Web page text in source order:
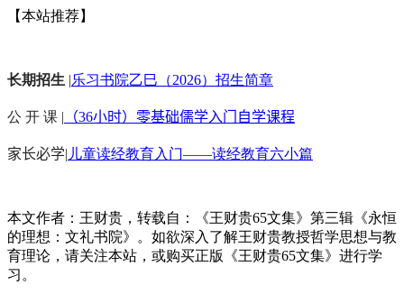
【本站推荐】
长期招生 |乐习书院乙巳（2026）招生简章
公 开 课 | （36小时）零基础儒学入门自学课程
家长必学| 儿童读经教育入门——读经教育六小篇
本文作者：王财贵，转载自：《王财贵65文集》第三辑《永恒
的理想：文礼书院》。如欲深入了解王财贵教授哲学思想与教
育理论，请关注本站，或购买正版《王财贵65文集》进行学
习。